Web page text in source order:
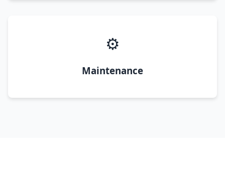
⚙️
Maintenance